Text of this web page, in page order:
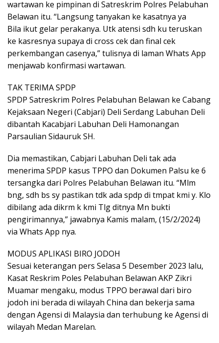
wartawan ke pimpinan di Satreskrim Polres Pelabuhan
Belawan itu. “Langsung tanyakan ke kasatnya ya
Bila ikut gelar perakanya. Utk atensi sdh ku teruskan
ke kasresnya supaya di cross cek dan final cek
perkembangan casenya,” tulisnya di laman Whats App
menjawab konfirmasi wartawan.
TAK TERIMA SPDP
SPDP Satreskrim Polres Pelabuhan Belawan ke Cabang
Kejaksaan Negeri (Cabjari) Deli Serdang Labuhan Deli
dibantah Kacabjari Labuhan Deli Hamonangan
Parsaulian Sidauruk SH.
Dia memastikan, Cabjari Labuhan Deli tak ada
menerima SPDP kasus TPPO dan Dokumen Palsu ke 6
tersangka dari Polres Pelabuhan Belawan itu. “Mlm
bng, sdh bs sy pastikan tdk ada spdp di tmpat kmi y. Klo
dibilang ada dikrm k kmi Tlg ditnya Mn bukti
pengirimannya,” jawabnya Kamis malam, (15/2/2024)
via Whats App nya.
MODUS APLIKASI BIRO JODOH
Sesuai keterangan pers Selasa 5 Desember 2023 lalu,
Kasat Reskrim Poles Pelabuhan Belawan AKP Zikri
Muamar mengaku, modus TPPO berawal dari biro
jodoh ini berada di wilayah China dan bekerja sama
dengan Agensi di Malaysia dan terhubung ke Agensi di
wilayah Medan Marelan.